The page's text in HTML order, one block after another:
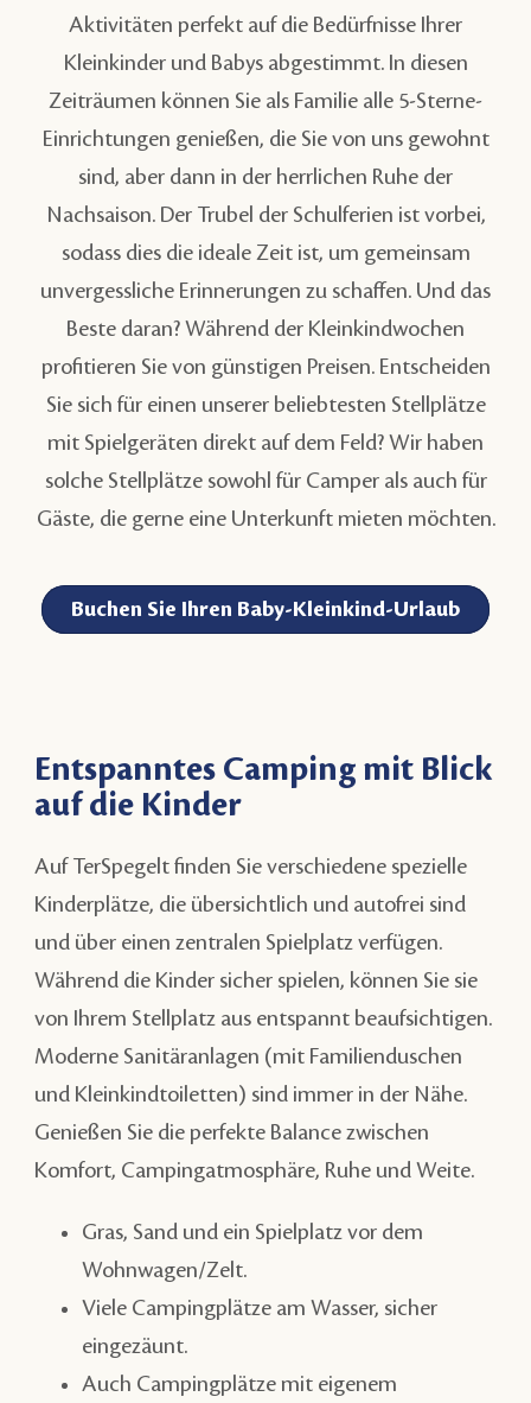
Aktivitäten perfekt auf die Bedürfnisse Ihrer
Kleinkinder und Babys abgestimmt. In diesen
Zeiträumen können Sie als Familie alle 5-Sterne-
Einrichtungen genießen, die Sie von uns gewohnt
sind, aber dann in der herrlichen Ruhe der
Nachsaison. Der Trubel der Schulferien ist vorbei,
sodass dies die ideale Zeit ist, um gemeinsam
unvergessliche Erinnerungen zu schaffen. Und das
Beste daran? Während der Kleinkindwochen
profitieren Sie von günstigen Preisen. Entscheiden
Sie sich für einen unserer beliebtesten Stellplätze
mit Spielgeräten direkt auf dem Feld? Wir haben
solche Stellplätze sowohl für Camper als auch für
Gäste, die gerne eine Unterkunft mieten möchten.
Buchen Sie Ihren Baby-Kleinkind-Urlaub
Entspanntes Camping mit Blick
auf die Kinder
Auf TerSpegelt finden Sie verschiedene spezielle
Kinderplätze, die übersichtlich und autofrei sind
und über einen zentralen Spielplatz verfügen.
Während die Kinder sicher spielen, können Sie sie
von Ihrem Stellplatz aus entspannt beaufsichtigen.
Moderne Sanitäranlagen (mit Familienduschen
und Kleinkindtoiletten) sind immer in der Nähe.
Genießen Sie die perfekte Balance zwischen
Komfort, Campingatmosphäre, Ruhe und Weite.
Gras, Sand und ein Spielplatz vor dem
Wohnwagen/Zelt.
Viele Campingplätze am Wasser, sicher
eingezäunt.
Auch Campingplätze mit eigenem